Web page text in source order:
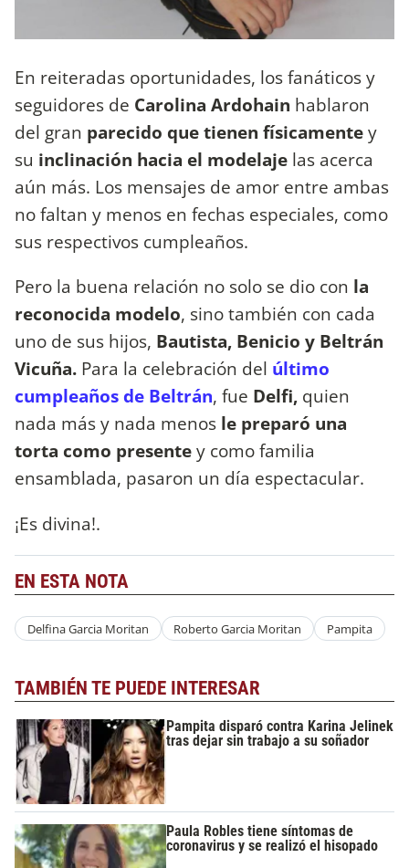
En reiteradas oportunidades, los fanáticos y
seguidores de Carolina Ardohain hablaron
del gran parecido que tienen físicamentey
su inclinación hacia el modelaje las acerca
aún más. Los mensajes de amor entre ambas
no faltan y menos en fechas especiales, como
sus respectivos cumpleaños.
Pero la buena relación no solo se dio con la
reconocida modelo, sino también con cada
uno de sus hijos, Bautista, Benicio y Beltrán
Vicuña. Para la celebración del último
cumpleaños de Beltrán, fue Delfi, quien
nada más y nada menos le preparó una
torta como presentey como familia
ensamblada, pasaron un día espectacular.
¡Es divina!.
EN ESTA NOTA
Delfina Garcia Moritan Roberto Garcia Moritan Pampita
TAMBIÉN TE PUEDE INTERESAR
Pampita disparó contra Karina Jelinek
tras dejar sin trabajo a su soñador
Paula Robles tiene síntomas de
coronavirus y se realizó el hisopado